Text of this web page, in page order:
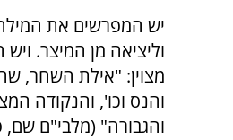
יש המפרשים את
וליציאה מן המיצר.
מצוין: "אילת השחר,
והנס וכו', והנקודה
והגבורה" (מלבי"ם